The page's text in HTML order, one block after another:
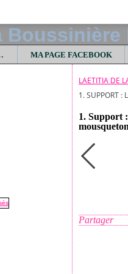
MA PAGE FACEBOOK
LAETITIA DE
1. SUPPORT :
1. Support
Partager